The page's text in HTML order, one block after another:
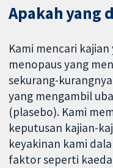
Apakah yang
Kami mencari
menopaus yang
sekurang-
yang mengambil
(plasebo). Kami
keputusan kajian-
keyakinan kami
faktor seperti